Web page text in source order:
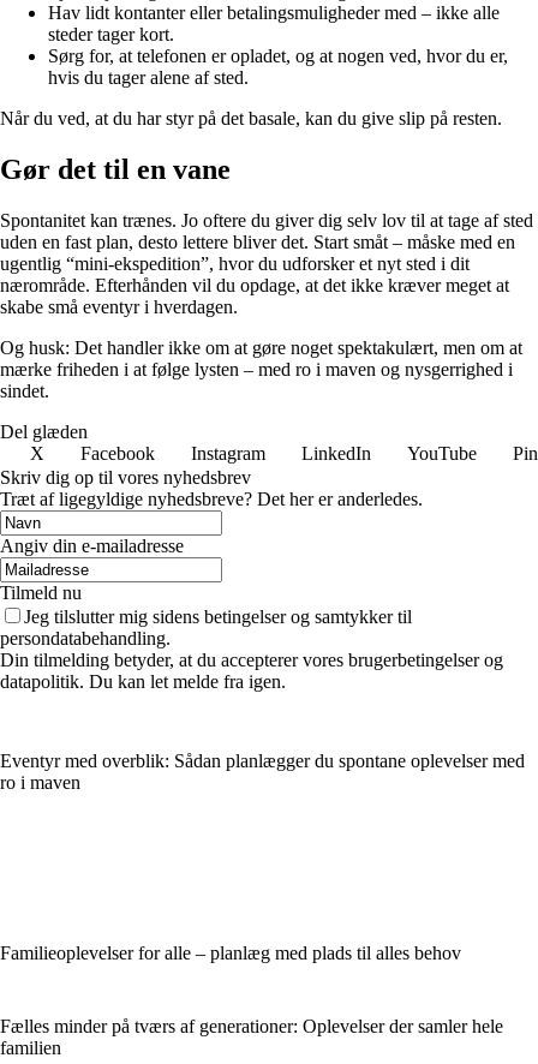
Hav lidt kontanter eller betalingsmuligheder med – ikke alle
steder tager kort.
Sørg for, at telefonen er opladet, og at nogen ved, hvor du er,
hvis du tager alene af sted.
Når du ved, at du har styr på det basale, kan du give slip på resten.
Gør det til en vane
Spontanitet kan trænes. Jo oftere du giver dig selv lov til at tage af sted
uden en fast plan, desto lettere bliver det. Start småt – måske med en
ugentlig “mini-ekspedition”, hvor du udforsker et nyt sted i dit
nærområde. Efterhånden vil du opdage, at det ikke kræver meget at
skabe små eventyr i hverdagen.
Og husk: Det handler ikke om at gøre noget spektakulært, men om at
mærke friheden i at følge lysten – med ro i maven og nysgerrighed i
sindet.
Del glæden
X
Facebook Instagram LinkedIn YouTube
Skriv dig op til vores nyhedsbrev
Træt af ligegyldige nyhedsbreve? Det her er anderledes.
Angiv din e-mailadresse
Tilmeld nu
Jeg tilslutter mig sidens betingelser og samtykker til
persondatabehandling.
Din tilmelding betyder, at du accepterer vores brugerbetingelser og
datapolitik. Du kan let melde fra igen.
Eventyr med overblik: Sådan planlægger du spontane oplevelser med
ro i maven
Familieoplevelser for alle – planlæg med plads til alles behov
Fælles minder på tværs af generationer: Oplevelser der samler hele
familien